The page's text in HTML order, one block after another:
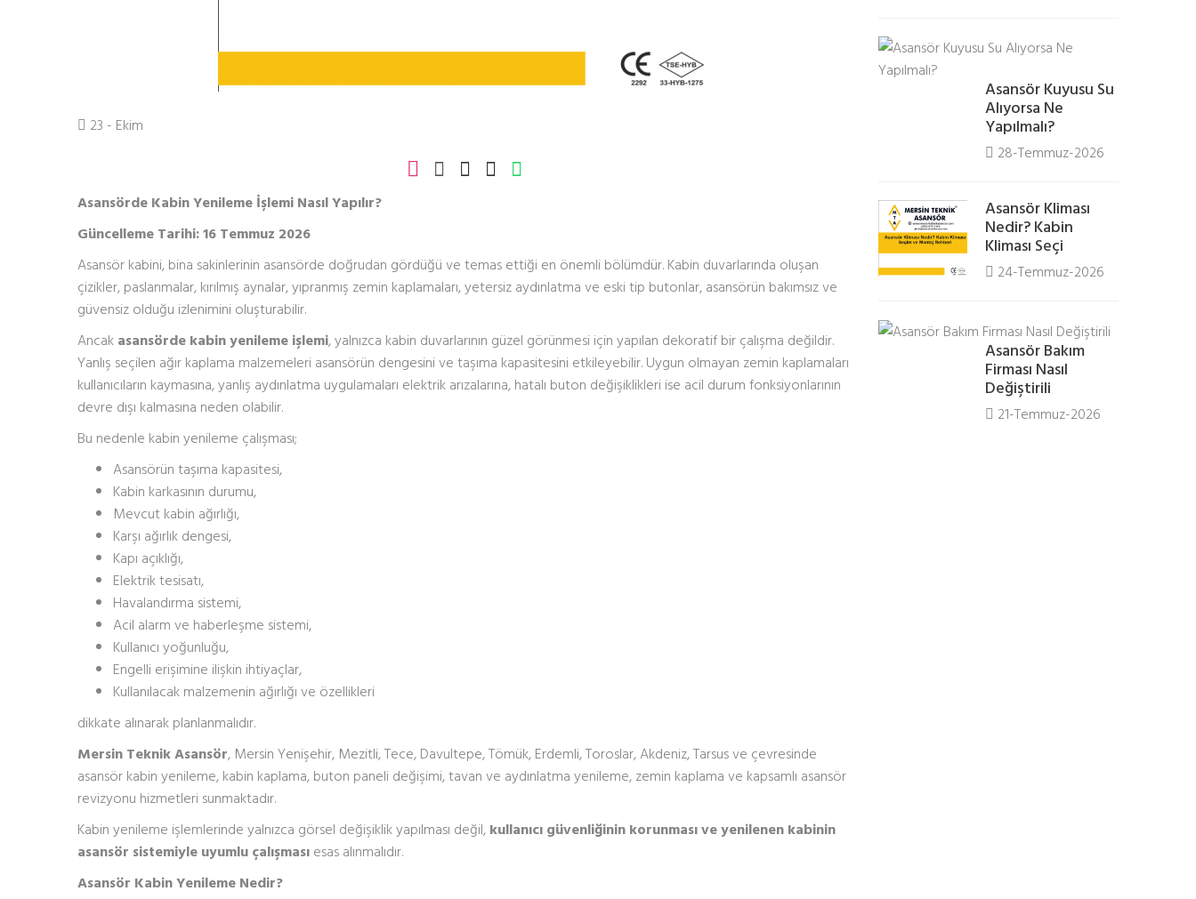
23 - Ekim
Asansörde Kabin Yenileme İşlemi Nasıl Yapılır?
Güncelleme Tarihi: 16 Temmuz 2026
Asansör kabini, bina sakinlerinin asansörde doğrudan gördüğü ve temas ettiği en önemli bölümdür. Kabin duvarlarında oluşan
çizikler, paslanmalar, kırılmış aynalar, yıpranmış zemin kaplamaları, yetersiz aydınlatma ve eski tip butonlar, asansörün bakımsız ve
güvensiz olduğu izlenimini oluşturabilir.
Ancak asansörde kabin yenileme işlemi, yalnızca kabin duvarlarının güzel görünmesi için yapılan dekoratif bir çalışma değildir.
Yanlış seçilen ağır kaplama malzemeleri asansörün dengesini ve taşıma kapasitesini etkileyebilir. Uygun olmayan zemin kaplamaları
kullanıcıların kaymasına, yanlış aydınlatma uygulamaları elektrik arızalarına, hatalı buton değişiklikleri ise acil durum fonksiyonlarının
devre dışı kalmasına neden olabilir.
Bu nedenle kabin yenileme çalışması;
Asansörün taşıma kapasitesi,
Kabin karkasının durumu,
Mevcut kabin ağırlığı,
Karşı ağırlık dengesi,
Kapı açıklığı,
Elektrik tesisatı,
Havalandırma sistemi,
Acil alarm ve haberleşme sistemi,
Kullanıcı yoğunluğu,
Engelli erişimine ilişkin ihtiyaçlar,
Kullanılacak malzemenin ağırlığı ve özellikleri
dikkate alınarak planlanmalıdır.
Mersin Teknik Asansör, Mersin Yenişehir, Mezitli, Tece, Davultepe, Tömük, Erdemli, Toroslar, Akdeniz, Tarsus ve çevresinde
asansör kabin yenileme, kabin kaplama, buton paneli değişimi, tavan ve aydınlatma yenileme, zemin kaplama ve kapsamlı asansör
revizyonu hizmetleri sunmaktadır.
Kabin yenileme işlemlerinde yalnızca görsel değişiklik yapılması değil, kullanıcı güvenliğinin korunması ve yenilenen kabinin
asansör sistemiyle uyumlu çalışması esas alınmalıdır.
Asansör Kabin Yenileme Nedir?
Asansör Kuyusu Su
Alıyorsa Ne
Yapılmalı?
28-Temmuz-2026
Asansör Kliması
Nedir? Kabin
Kliması Seçi
24-Temmuz-2026
Asansör Bakım
Firması Nasıl
Değiştirili
21-Temmuz-2026